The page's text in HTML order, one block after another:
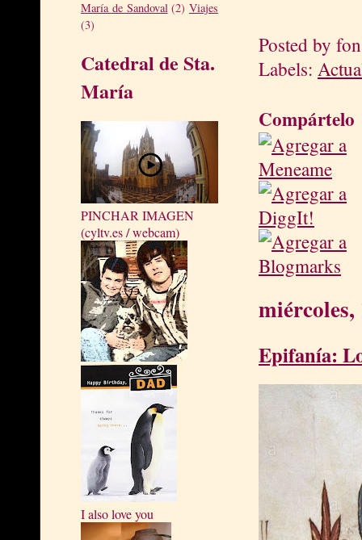
María de Sandoval (2) Viajes
(3)
Catedral de Sta.
María
PINCHAR IMAGEN
(cyltv.es / webcam)
I also love you
Posted by
Labels:
Compártelo
miércoles,
Epifanía: